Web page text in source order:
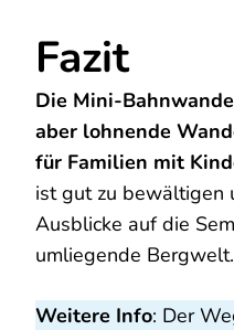
Fazit
Die Mini-
aber lohnende
für Familien mit
ist gut zu bewältigen
Ausblicke auf die
umliegende Bergwelt.
Weitere Info: Der